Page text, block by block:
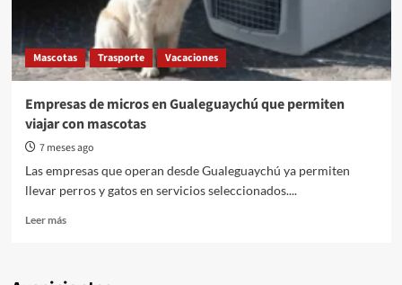
Mascotas Trasporte Vacaciones
Empresas de micros en Gualeguaychú que permiten
viajar con mascotas
7 meses ago
Las empresas que operan desde Gualeguaychú ya permiten
llevar perros y gatos en servicios seleccionados....
Leer másRead